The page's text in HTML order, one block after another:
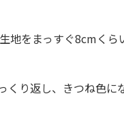
地をまっすぐ8cmくら
り返し、きつね色に